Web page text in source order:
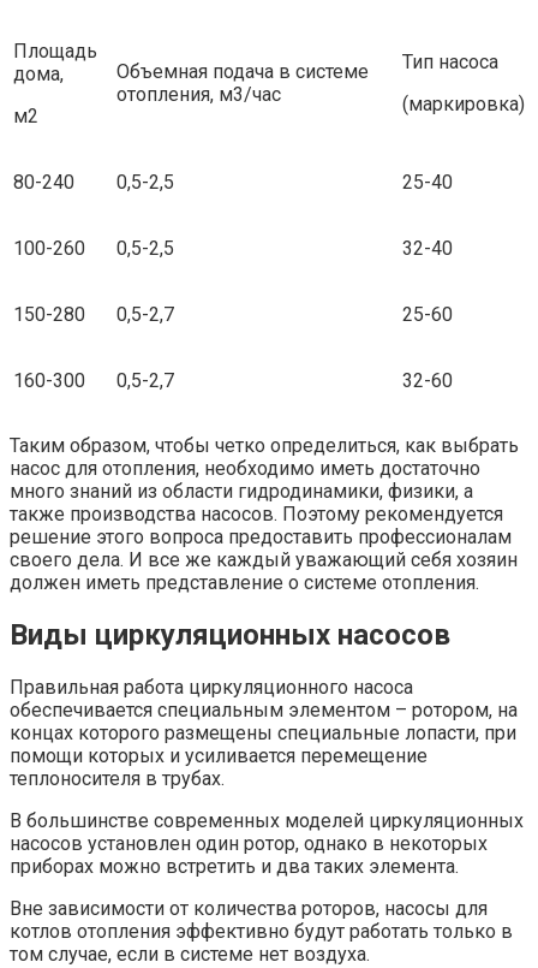
Площадь
дома,
м2
Объемная подача в системе
отопления, м3/час
Тип насоса
(маркировка)
80-240 0,5-2,5 25-40
100-260 0,5-2,5 32-40
150-280 0,5-2,7 25-60
160-300 0,5-2,7 32-60
Таким образом, чтобы четко определиться, как выбрать
насос для отопления, необходимо иметь достаточно
много знаний из области гидродинамики, физики, а
также производства насосов. Поэтому рекомендуется
решение этого вопроса предоставить профессионалам
своего дела. И все же каждый уважающий себя хозяин
должен иметь представление о системе отопления.
Виды циркуляционных насосов
Правильная работа циркуляционного насоса
обеспечивается специальным элементом – ротором, на
концах которого размещены специальные лопасти, при
помощи которых и усиливается перемещение
теплоносителя в трубах.
В большинстве современных моделей циркуляционных
насосов установлен один ротор, однако в некоторых
приборах можно встретить и два таких элемента.
Вне зависимости от количества роторов, насосы для
котлов отопления эффективно будут работать только в
том случае, если в системе нет воздуха.